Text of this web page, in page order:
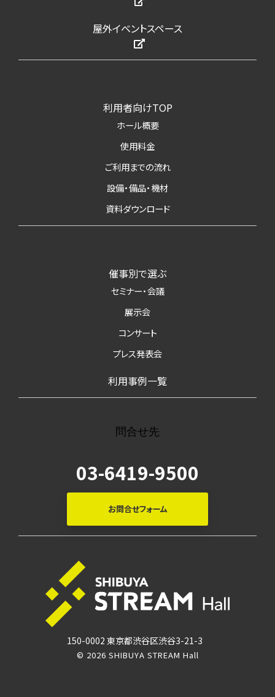
屋外イベントスペース
利用者向けTOP
ホール概要
使用料金
ご利用までの流れ
設備・備品・機材
資料ダウンロード
催事別で選ぶ
セミナー・会議
展示会
コンサート
プレス発表会
利用事例一覧
問合せ先
03-6419-9500
お問合せフォーム
150-0002 東京都渋谷区渋谷3-21-3
© 2026 SHIBUYA STREAM Hall